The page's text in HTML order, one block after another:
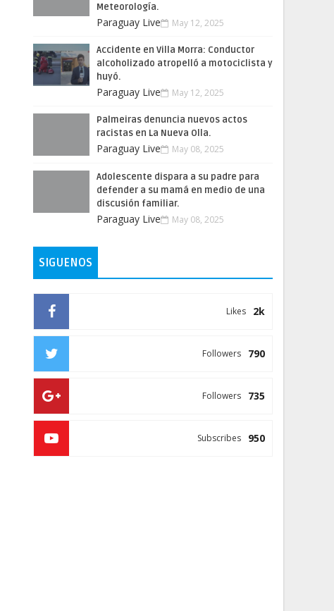
Meteorología.
Paraguay Live May 12, 2025
Accidente en Villa Morra: Conductor
alcoholizado atropelló a motociclista y
huyó.
Paraguay Live May 12, 2025
Palmeiras denuncia nuevos actos
racistas en La Nueva Olla.
Paraguay Live May 08, 2025
Adolescente dispara a su padre para
defender a su mamá en medio de una
discusión familiar.
Paraguay Live May 08, 2025
SIGUENOS
2k
Likes
790
Followers
735
Followers
950
Subscribes